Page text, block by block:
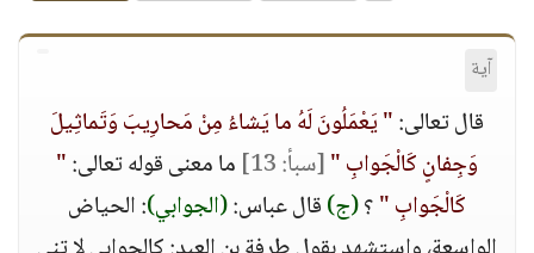
آية
قال تعالى:" يَعْمَلُونَ لَهُ ما يَشاءُ مِنْ مَحارِيبَ وَتَماثِيلَ
وَجِفانٍ كَالْجَوابِ "[سبأ: 13] ما معنى قوله تعالى:"
كَالْجَوابِ "؟(ج)قال عباس:(الجوابي): الحياض